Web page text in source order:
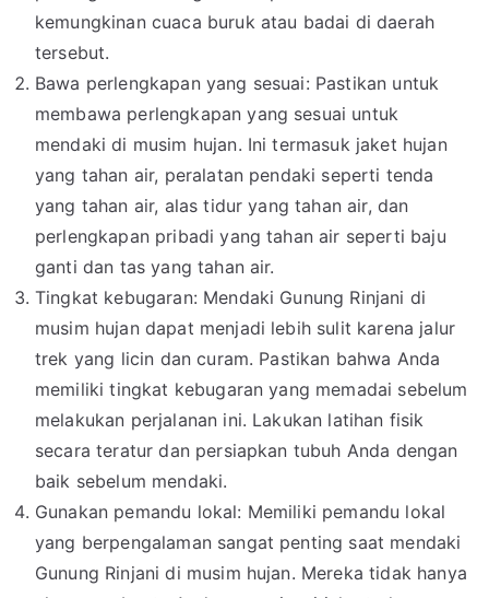
kemungkinan cuaca buruk atau badai di daerah
tersebut.
Bawa perlengkapan yang sesuai: Pastikan untuk
membawa perlengkapan yang sesuai untuk
mendaki di musim hujan. Ini termasuk jaket hujan
yang tahan air, peralatan pendaki seperti tenda
yang tahan air, alas tidur yang tahan air, dan
perlengkapan pribadi yang tahan air seperti baju
ganti dan tas yang tahan air.
Tingkat kebugaran: Mendaki Gunung Rinjani di
musim hujan dapat menjadi lebih sulit karena jalur
trek yang licin dan curam. Pastikan bahwa Anda
memiliki tingkat kebugaran yang memadai sebelum
melakukan perjalanan ini. Lakukan latihan fisik
secara teratur dan persiapkan tubuh Anda dengan
baik sebelum mendaki.
Gunakan pemandu lokal: Memiliki pemandu lokal
yang berpengalaman sangat penting saat mendaki
Gunung Rinjani di musim hujan. Mereka tidak hanya